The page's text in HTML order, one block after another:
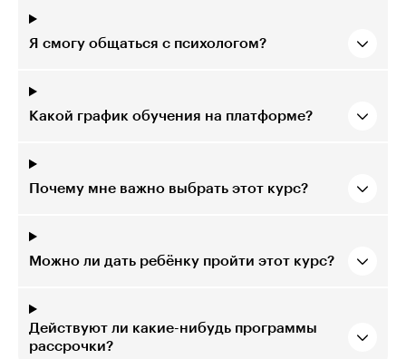
Я смогу общаться с психологом?
Какой график обучения на платформе?
Почему мне важно выбрать этот курс?
Можно ли дать ребёнку пройти этот курс?
Действуют ли какие-нибудь программы
рассрочки?